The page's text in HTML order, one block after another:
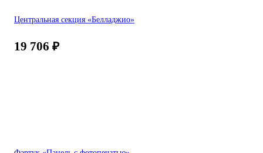
Центральная секция «Белладжио»
19 706 ₽